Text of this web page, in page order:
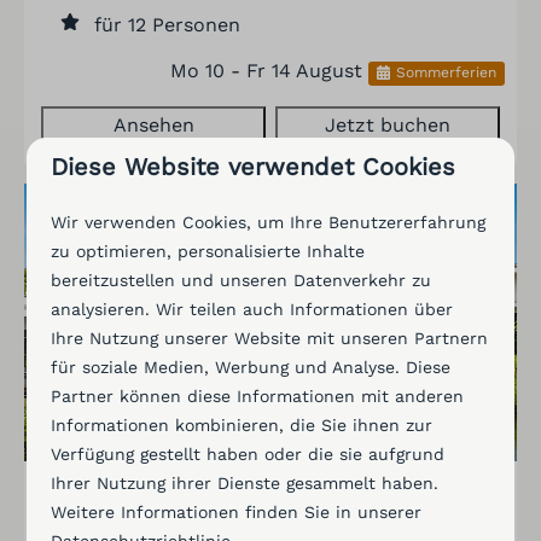
für 12 Personen
Mo 10 - Fr 14 August
Sommerferien
Ansehen Jetzt buchen
Water Nr 356 | 6 Pers.
Diese Website verwendet Cookies
Wir verwenden Cookies, um Ihre Benutzererfahrung
zu optimieren, personalisierte Inhalte
bereitzustellen und unseren Datenverkehr zu
analysieren. Wir teilen auch Informationen über
Ihre Nutzung unserer Website mit unseren Partnern
für soziale Medien, Werbung und Analyse. Diese
Partner können diese Informationen mit anderen
Informationen kombinieren, die Sie ihnen zur
Verfügung gestellt haben oder die sie aufgrund
Ihrer Nutzung ihrer Dienste gesammelt haben.
Weitere Informationen finden Sie in unserer